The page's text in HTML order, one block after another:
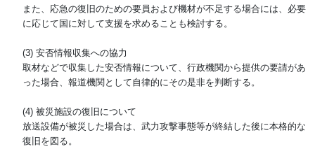
また、応急の復旧のための要員および機材が不足する場合には、必要
に応じて国に対して支援を求めることも検討する。
(3) 安否情報収集への協力
取材などで収集した安否情報について、行政機関から提供の要請があ
った場合、報道機関として自律的にその是非を判断する。
(4) 被災施設の復旧について
放送設備が被災した場合は、武力攻撃事態等が終結した後に本格的な
復旧を図る。